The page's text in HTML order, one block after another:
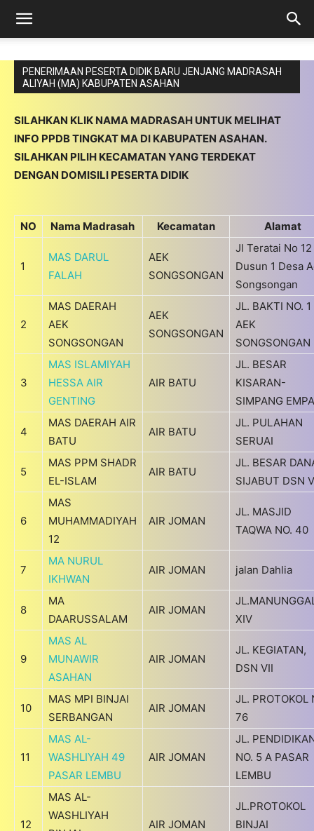
PENERIMAAN PESERTA DIDIK BARU JENJANG MADRASAH
ALIYAH (MA) KABUPATEN ASAHAN
SILAHKAN KLIK NAMA MADRASAH UNTUK MELIHAT
INFO PPDB TINGKAT MA DI KABUPATEN ASAHAN.
SILAHKAN PILIH KECAMATAN YANG TERDEKAT
DENGAN DOMISILI PESERTA DIDIK
NO Nama Madrasah Kecamatan Alamat
1
MAS DARUL
FALAH
AEK
SONGSONGAN
Jl Teratai No 12
Dusun 1 Desa
Songsongan
2
MAS DAERAH
AEK
SONGSONGAN
AEK
SONGSONGAN
JL. BAKTI NO. 1
AEK
SONGSONGAN
3
MAS ISLAMIYAH
HESSA AIR
GENTING
AIR BATU
JL. BESAR
KISARAN-
SIMPANG
4
MAS DAERAH AIR
BATU
AIR BATU
JL. PULAHAN
SERUAI
5
MAS PPM SHADR
EL-ISLAM
AIR BATU
JL. BESAR
SIJABUT DSN
6
MAS
MUHAMMADIYAH
12
AIR JOMAN
JL. MASJID
TAQWA NO. 40
7
MA NURUL
IKHWAN
AIR JOMAN jalan Dahlia
8
MA
DAARUSSALAM
AIR JOMAN
XIV
9
MAS AL
MUNAWIR
ASAHAN
AIR JOMAN
JL. KEGIATAN,
DSN VII
10
MAS MPI BINJAI
SERBANGAN
AIR JOMAN
JL. PROTOKOL
76
11
MAS AL-
WASHLIYAH 49
PASAR LEMBU
AIR JOMAN
JL.
NO. 5 A PASAR
LEMBU
12
MAS AL-
WASHLIYAH
AIR JOMAN
JL.PROTOKOL
BINJAI